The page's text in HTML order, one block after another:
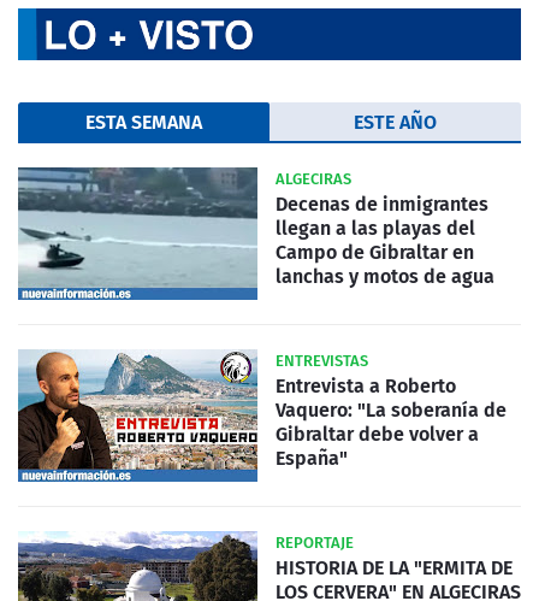
ESTA SEMANA ESTE AÑO
ALGECIRAS
Decenas de inmigrantes
llegan a las playas del
Campo de Gibraltar en
lanchas y motos de agua
ENTREVISTAS
Entrevista a Roberto
Vaquero: "La soberanía de
Gibraltar debe volver a
España"
REPORTAJE
HISTORIA DE LA "ERMITA DE
LOS CERVERA" EN ALGECIRAS